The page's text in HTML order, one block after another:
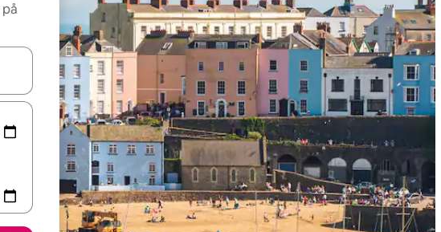
upp- och nedåtpilarna eller utforska genom att trycka eller svepa.